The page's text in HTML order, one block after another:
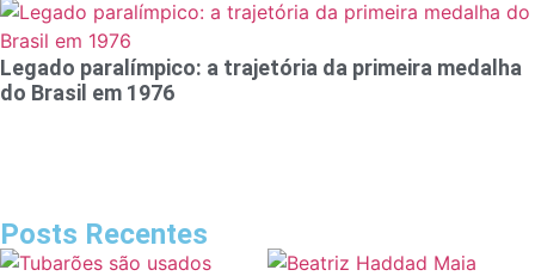
Legado paralímpico: a trajetória da primeira medalha
do Brasil em 1976
Posts Recentes